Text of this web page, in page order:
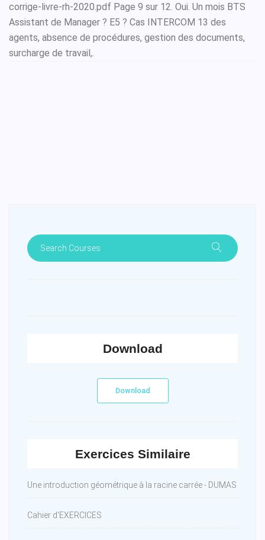
corrige-livre-rh-2020.pdf Page 9 sur 12. Oui. Un mois BTS
Assistant de Manager ? E5 ? Cas INTERCOM 13 des
agents, absence de procédures, gestion des documents,
surcharge de travail,.
Download
Download
Exercices Similaire
Une introduction géométrique à la racine carrée - DUMAS
Cahier d'EXERCICES